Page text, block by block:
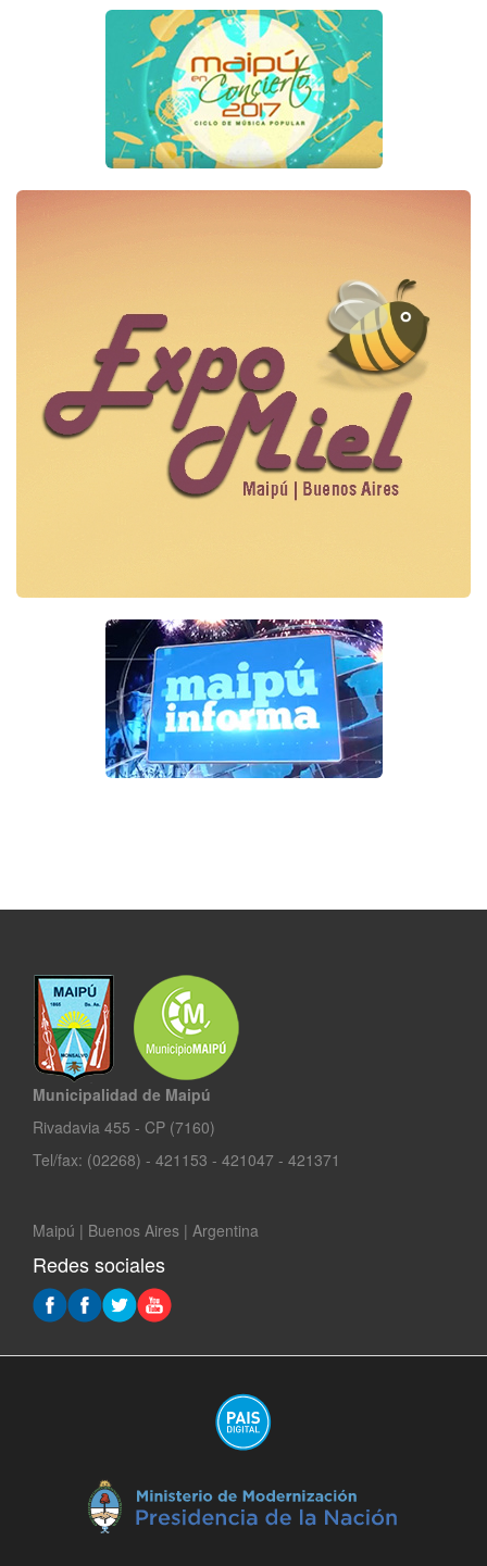
Municipalidad de Maipú
Rivadavia 455 - CP (7160)
Tel/fax: (02268) - 421153 - 421047 - 421371
Maipú | Buenos Aires | Argentina
Redes sociales